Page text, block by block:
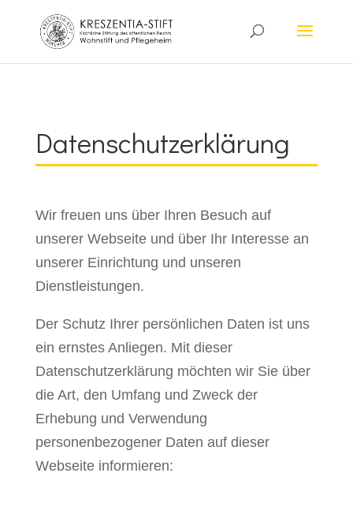
28aa7ia8s3d204bc3am8vj36gxgz6z
Datenschutzerklärung
Wir freuen uns über Ihren Besuch auf
unserer Webseite und über Ihr Interesse an
unserer Einrichtung und unseren
Dienstleistungen.
Der Schutz Ihrer persönlichen Daten ist uns
ein ernstes Anliegen. Mit dieser
Datenschutzerklärung möchten wir Sie über
die Art, den Umfang und Zweck der
Erhebung und Verwendung
personenbezogener Daten auf dieser
Webseite informieren: